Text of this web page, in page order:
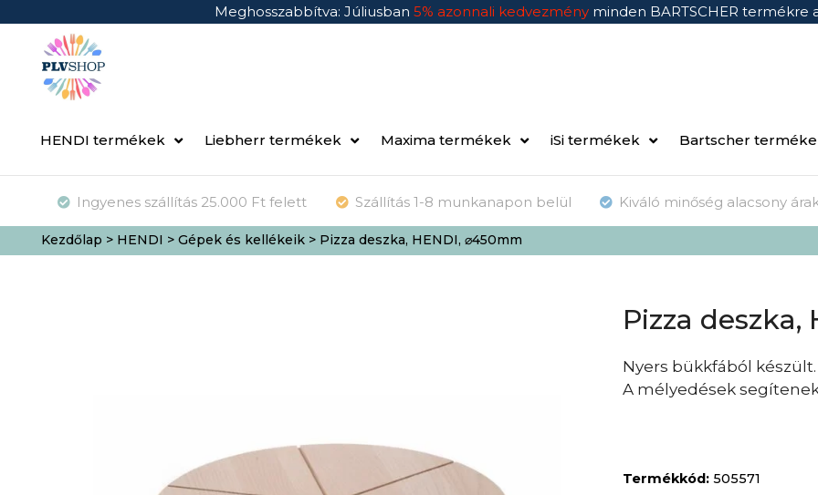
Meghosszabbítva: Júliusban 5% azonnali kedvezmény minden BARTSCHER termékre
HENDI termékek Liebherr termékek Maxima termékek iSi termékek Bartscher
Ingyenes szállítás 25.000 Ft felett Szállítás 1-8 munkanapon belül Kiváló minőség alacsony
Kezdőlap > HENDI > Gépek és kellékeik> Pizza deszka, HENDI, ⌀450mm
Pizza
Nyers bükkfából készült.
A mélyedések
Termékkód: 505571